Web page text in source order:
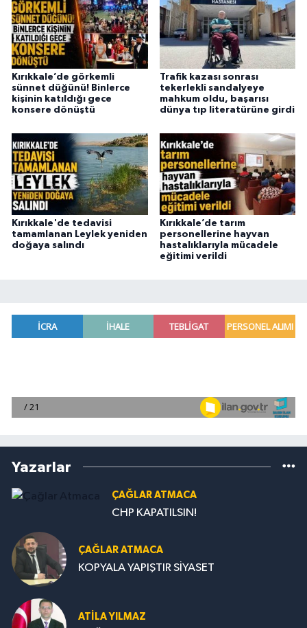
Kırıkkale’de görkemli
sünnet düğünü! Binlerce
kişinin katıldığı gece
konsere dönüştü
Trafik kazası sonrası
tekerlekli sandalyeye
mahkum oldu, başarısı
dünya tıp literatürüne girdi
Kırıkkale'de tedavisi
tamamlanan Leylek yeniden
doğaya salındı
Kırıkkale’de tarım
personellerine hayvan
hastalıklarıyla mücadele
eğitimi verildi
Yazarlar
ÇAĞLAR ATMACA
CHP KAPATILSIN!
ÇAĞLAR ATMACA
KOPYALA YAPIŞTIR SİYASET
ATILA YILMAZ